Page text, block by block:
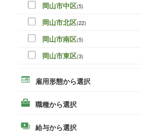
岡山市中区(5)
岡山市北区(22)
岡山市南区(5)
岡山市東区(3)
津山市(16)
玉野市 (3)
雇用形態から選択
職種から選択
給与から選択